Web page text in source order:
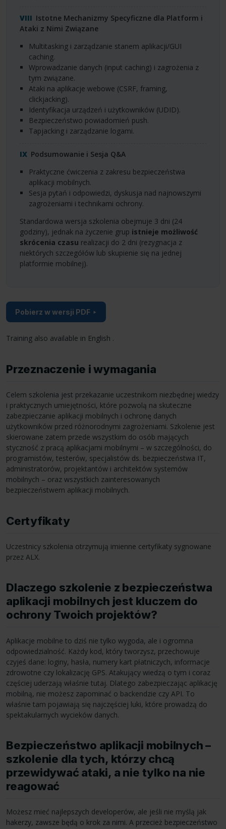
Istotne Mechanizmy Specyficzne dla Platform i
Ataki z Nimi Związane
Multitasking i zarządzanie stanem aplikacji/GUI
caching.
Wprowadzanie danych (input caching) i zagrożenia z
tym związane.
Ataki na aplikacje webowe (CSRF, framing,
clickjacking).
Identyfikacja urządzeń i użytkowników (UDID).
Bezpieczeństwo powiadomień push.
Tapjacking i zarządzanie logami.
Podsumowanie i Sesja Q&A
Praktyczne ćwiczenia z zakresu bezpieczeństwa
aplikacji mobilnych.
Sesja pytań i odpowiedzi, dyskusja nad najnowszymi
zagrożeniami i technikami ochrony.
Standardowa wersja szkolenia obejmuje 3 dni (24
godziny), jednak na życzenie grup istnieje możliwość
skrócenia czasu realizacji do 2 dni (rezygnacja z
niektórych szczegółów lub skupienie się na jednej
platformie mobilnej).
Pobierz w wersji PDF
Training also available in English .
Przeznaczenie i wymagania
Celem szkolenia jest przekazanie uczestnikom niezbędnej wiedzy
i praktycznych umiejętności, które pozwolą na skuteczne
zabezpieczanie aplikacji mobilnych i ochronę danych
użytkowników przed różnorodnymi zagrożeniami. Szkolenie jest
skierowane zatem przede wszystkim do osób mających
styczność z pracą aplikacjami mobilnymi – w szczególności, do
programistów, testerów, specjalistów ds. bezpieczeństwa IT,
administratorów, projektantów i architektów systemów
mobilnych – oraz wszystkich zainteresowanych
bezpieczeństwem aplikacji mobilnych.
Certyfikaty
Uczestnicy szkolenia otrzymują imienne certyfikaty sygnowane
przez ALX.
Dlaczego szkolenie z bezpieczeństwa
aplikacji mobilnych jest kluczem do
ochrony Twoich projektów?
Aplikacje mobilne to dziś nie tylko wygoda, ale i ogromna
odpowiedzialność. Każdy kod, który tworzysz, przechowuje
czyjeś dane: loginy, hasła, numery kart płatniczych, informacje
zdrowotne czy lokalizację GPS. Atakujący wiedzą o tym i coraz
częściej uderzają właśnie tutaj. Dlatego zabezpieczając aplikację
mobilną, nie możesz zapominać o backendzie czy API. To
właśnie tam pojawiają się najczęściej luki, które prowadzą do
spektakularnych wycieków danych.
Bezpieczeństwo aplikacji mobilnych –
szkolenie dla tych, którzy chcą
przewidywać ataki, a nie tylko na nie
reagować
Możesz mieć najlepszych developerów, ale jeśli nie myślą jak
hakerzy, zawsze będą o krok za nimi. A przecież bezpieczeństwo